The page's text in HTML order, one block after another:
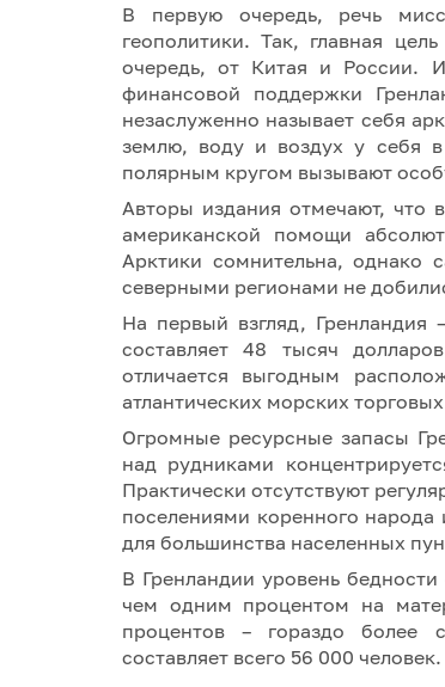
В первую очередь, речь
геополитики. Так, главная
очередь, от Китая и России.
финансовой поддержки
незаслуженно называет себя
землю, воду и воздух у себя
полярным кругом вызывают
Авторы издания отмечают, что
американской помощи
Арктики сомнительна, однако
северными регионами не
На первый взгляд, Гренландия
составляет 48 тысяч
отличается выгодным
атлантических морских
Огромные ресурсные запасы
над рудниками
Практически отсутствуют
поселениями коренного
для большинства населенных
В Гренландии уровень
чем одним процентом на
процентов – гораздо более
составляет всего 56 000 человек.